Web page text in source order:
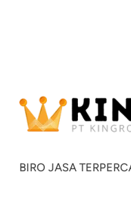
BIRO JASA